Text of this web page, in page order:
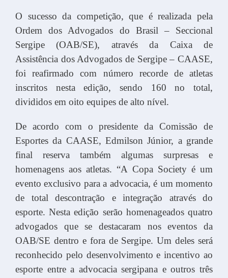
O sucesso da competição, que é realizada pela
Ordem dos Advogados do Brasil – Seccional
Sergipe (OAB/SE), através da Caixa de
Assistência dos Advogados de Sergipe – CAASE,
foi reafirmado com número recorde de atletas
inscritos nesta edição, sendo 160 no total,
divididos em oito equipes de alto nível.
De acordo com o presidente da Comissão de
Esportes da CAASE, Edmilson Júnior, a grande
final reserva também algumas surpresas e
homenagens aos atletas. “A Copa Society é um
evento exclusivo para a advocacia, é um momento
de total descontração e integração através do
esporte. Nesta edição serão homenageados quatro
advogados que se destacaram nos eventos da
OAB/SE dentro e fora de Sergipe. Um deles será
reconhecido pelo desenvolvimento e incentivo ao
esporte entre a advocacia sergipana e outros três